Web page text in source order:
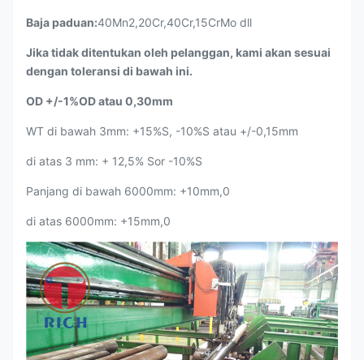
Baja paduan:40Mn2,20Cr,40Cr,15CrMo dll
Jika tidak ditentukan oleh pelanggan, kami akan sesuai
dengan toleransi di bawah ini.
OD +/-1%OD atau 0,30mm
WT di bawah 3mm: +15%S, -10%S atau +/-0,15mm
di atas 3 mm: + 12,5% Sor -10%S
Panjang di bawah 6000mm: +10mm,0
di atas 6000mm: +15mm,0